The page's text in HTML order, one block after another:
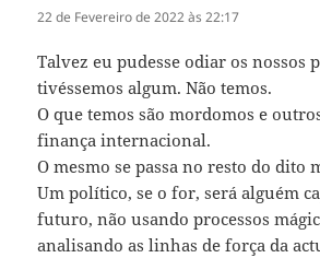
22 de Fevereiro de 2022 às 22:17
Talvez eu pudesse odiar os nossos
tivéssemos algum. Não temos.
O que temos são mordomos e
finança internacional.
O mesmo se passa no resto do dito
Um político, se o for, será alguém
futuro, não usando processos
analisando as linhas de força da